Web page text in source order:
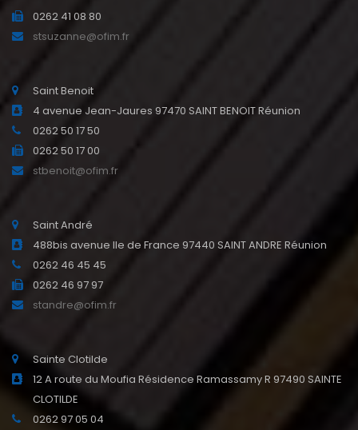
0262 41 08 80
stsuzanne@ofim.fr
Saint Benoit
4 avenue Jean-Jaures 97470 SAINT BENOIT Réunion
0262 50 17 50
0262 50 17 00
stbenoit@ofim.fr
Saint André
488bis avenue Ile de France 97440 SAINT ANDRE Réunion
0262 46 45 45
0262 46 97 97
standre@ofim.fr
Sainte Clotilde
12 A route du Moufia Résidence Ramassamy R 97490 SAINTE
CLOTILDE
0262 97 05 04